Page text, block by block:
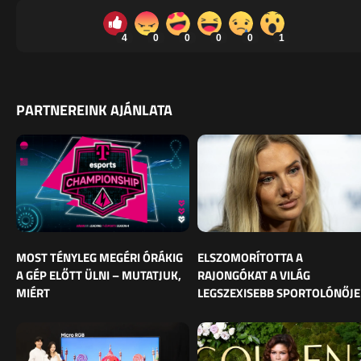
4 0 0 0 0 1
PARTNEREINK AJÁNLATA
MOST TÉNYLEG MEGÉRI ÓRÁKIG
A GÉP ELŐTT ÜLNI – MUTATJUK,
MIÉRT
ELSZOMORÍTOTTA A
RAJONGÓKAT A VILÁG
LEGSZEXISEBB SPORTOLÓNŐJE